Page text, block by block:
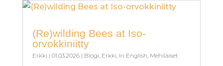
(Re)wilding Bees at Iso-
orvokkiniitty
Erkki | 01.03.2026| Blogi, Erkki, In English, Mehiläiset